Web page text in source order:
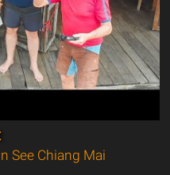
See Chiang Mai